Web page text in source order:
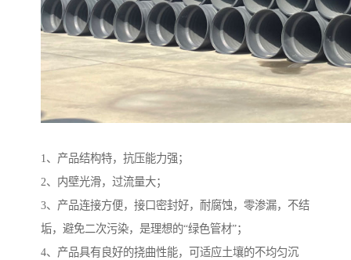
1、产品结构特，抗压能力强；
2、内壁光滑，过流量大；
3、产品连接方便，接口密封好，耐腐蚀，零渗漏，不结
垢，避免二次污染，是理想的“绿色管材”；
4、产品具有良好的挠曲性能，可适应土壤的不均匀沉